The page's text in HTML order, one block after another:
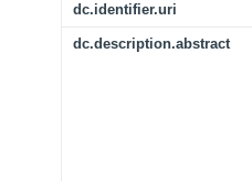
dc.identifier.uri
dc.description.abstract